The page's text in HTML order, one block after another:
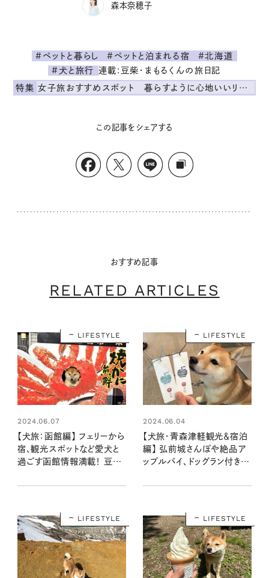
森本奈穂子
#ペットと暮らし #ペットと泊まれる宿
#北海道
#犬と旅行
連載:豆柴・まもるくんの旅日記
特集 女子旅おすすめスポット 暮らすように心地いいリンネル旅ガイド
この記事をシェアする
おすすめ記事
RELATED ARTICLES
LIFESTYLE
2024.06.07
【犬旅：函館編】 フェリーから
宿、観光スポットなど愛犬と
過ごす函館情報満載！ 豆
LIFESTYLE
2024.06.04
【犬旅・青森津軽観光＆宿泊
編】 弘前城さんぽや絶品ア
ップルパイ、ドッグラン付きカ
るくんの旅日記
LIFESTYLE LIFESTYLE